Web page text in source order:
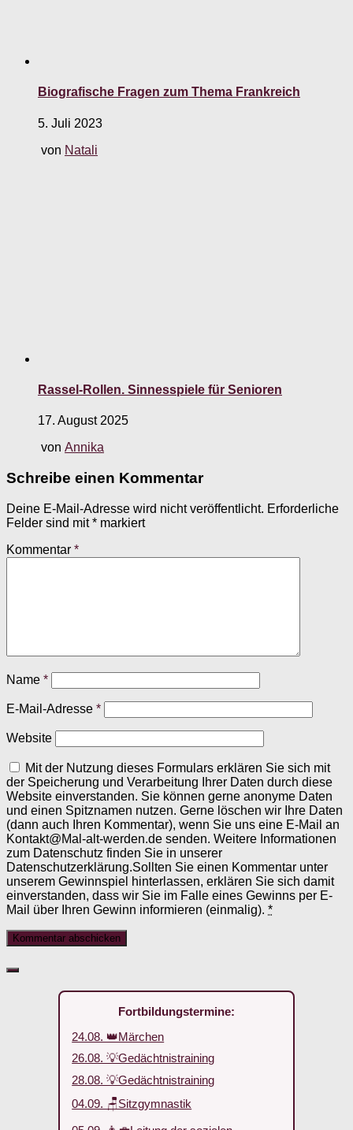
Biografische Fragen zum Thema Frankreich
5. Juli 2023
von Natali
Rassel-Rollen. Sinnesspiele für Senioren
17. August 2025
von Annika
Schreibe einen Kommentar
Deine E-Mail-Adresse wird nicht veröffentlicht. Erforderliche
Felder sind mit* markiert
Kommentar *
Name *
E-Mail-Adresse *
Website
Mit der Nutzung dieses Formulars erklären Sie sich mit
der Speicherung und Verarbeitung Ihrer Daten durch diese
Website einverstanden. Sie können gerne anonyme Daten
und einen Spitznamen nutzen. Gerne löschen wir Ihre Daten
(dann auch Ihren Kommentar), wenn Sie uns eine E-Mail an
Kontakt@Mal-alt-werden.de senden. Weitere Informationen
zum Datenschutz finden Sie in unserer
Datenschutzerklärung.Sollten Sie einen Kommentar unter
unserem Gewinnspiel hinterlassen, erklären Sie sich damit
einverstanden, dass wir Sie im Falle eines Gewinns per E-
Mail über Ihren Gewinn informieren (einmalig). *
Fortbildungstermine:
24.08. 👑Märchen
26.08. 💡Gedächtnistraining
28.08. 💡Gedächtnistraining
04.09. 🪑Sitzgymnastik